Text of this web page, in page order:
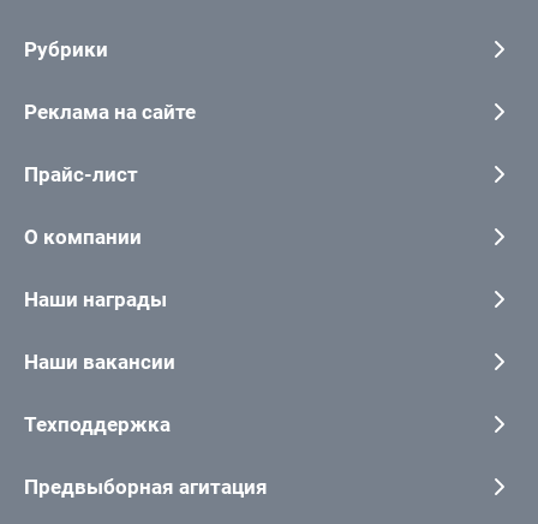
Рубрики
Реклама на сайте
Прайс-лист
О компании
Наши награды
Наши вакансии
Техподдержка
Предвыборная агитация